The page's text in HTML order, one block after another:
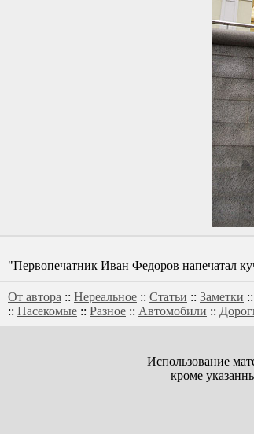
"Первопечатник Иван Федоров напечатал
От автора :: Нереальное :: Статьи :: Заметки ::
:: Насекомые :: Разное :: Автомобили ::
Использование
кроме